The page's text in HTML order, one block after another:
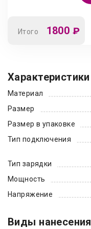
Итого 1800 ₽
Характеристики
Материал
Размер
Размер в упаковке
Тип подключения
Тип зарядки
Мощность
Напряжение
Виды нанесения